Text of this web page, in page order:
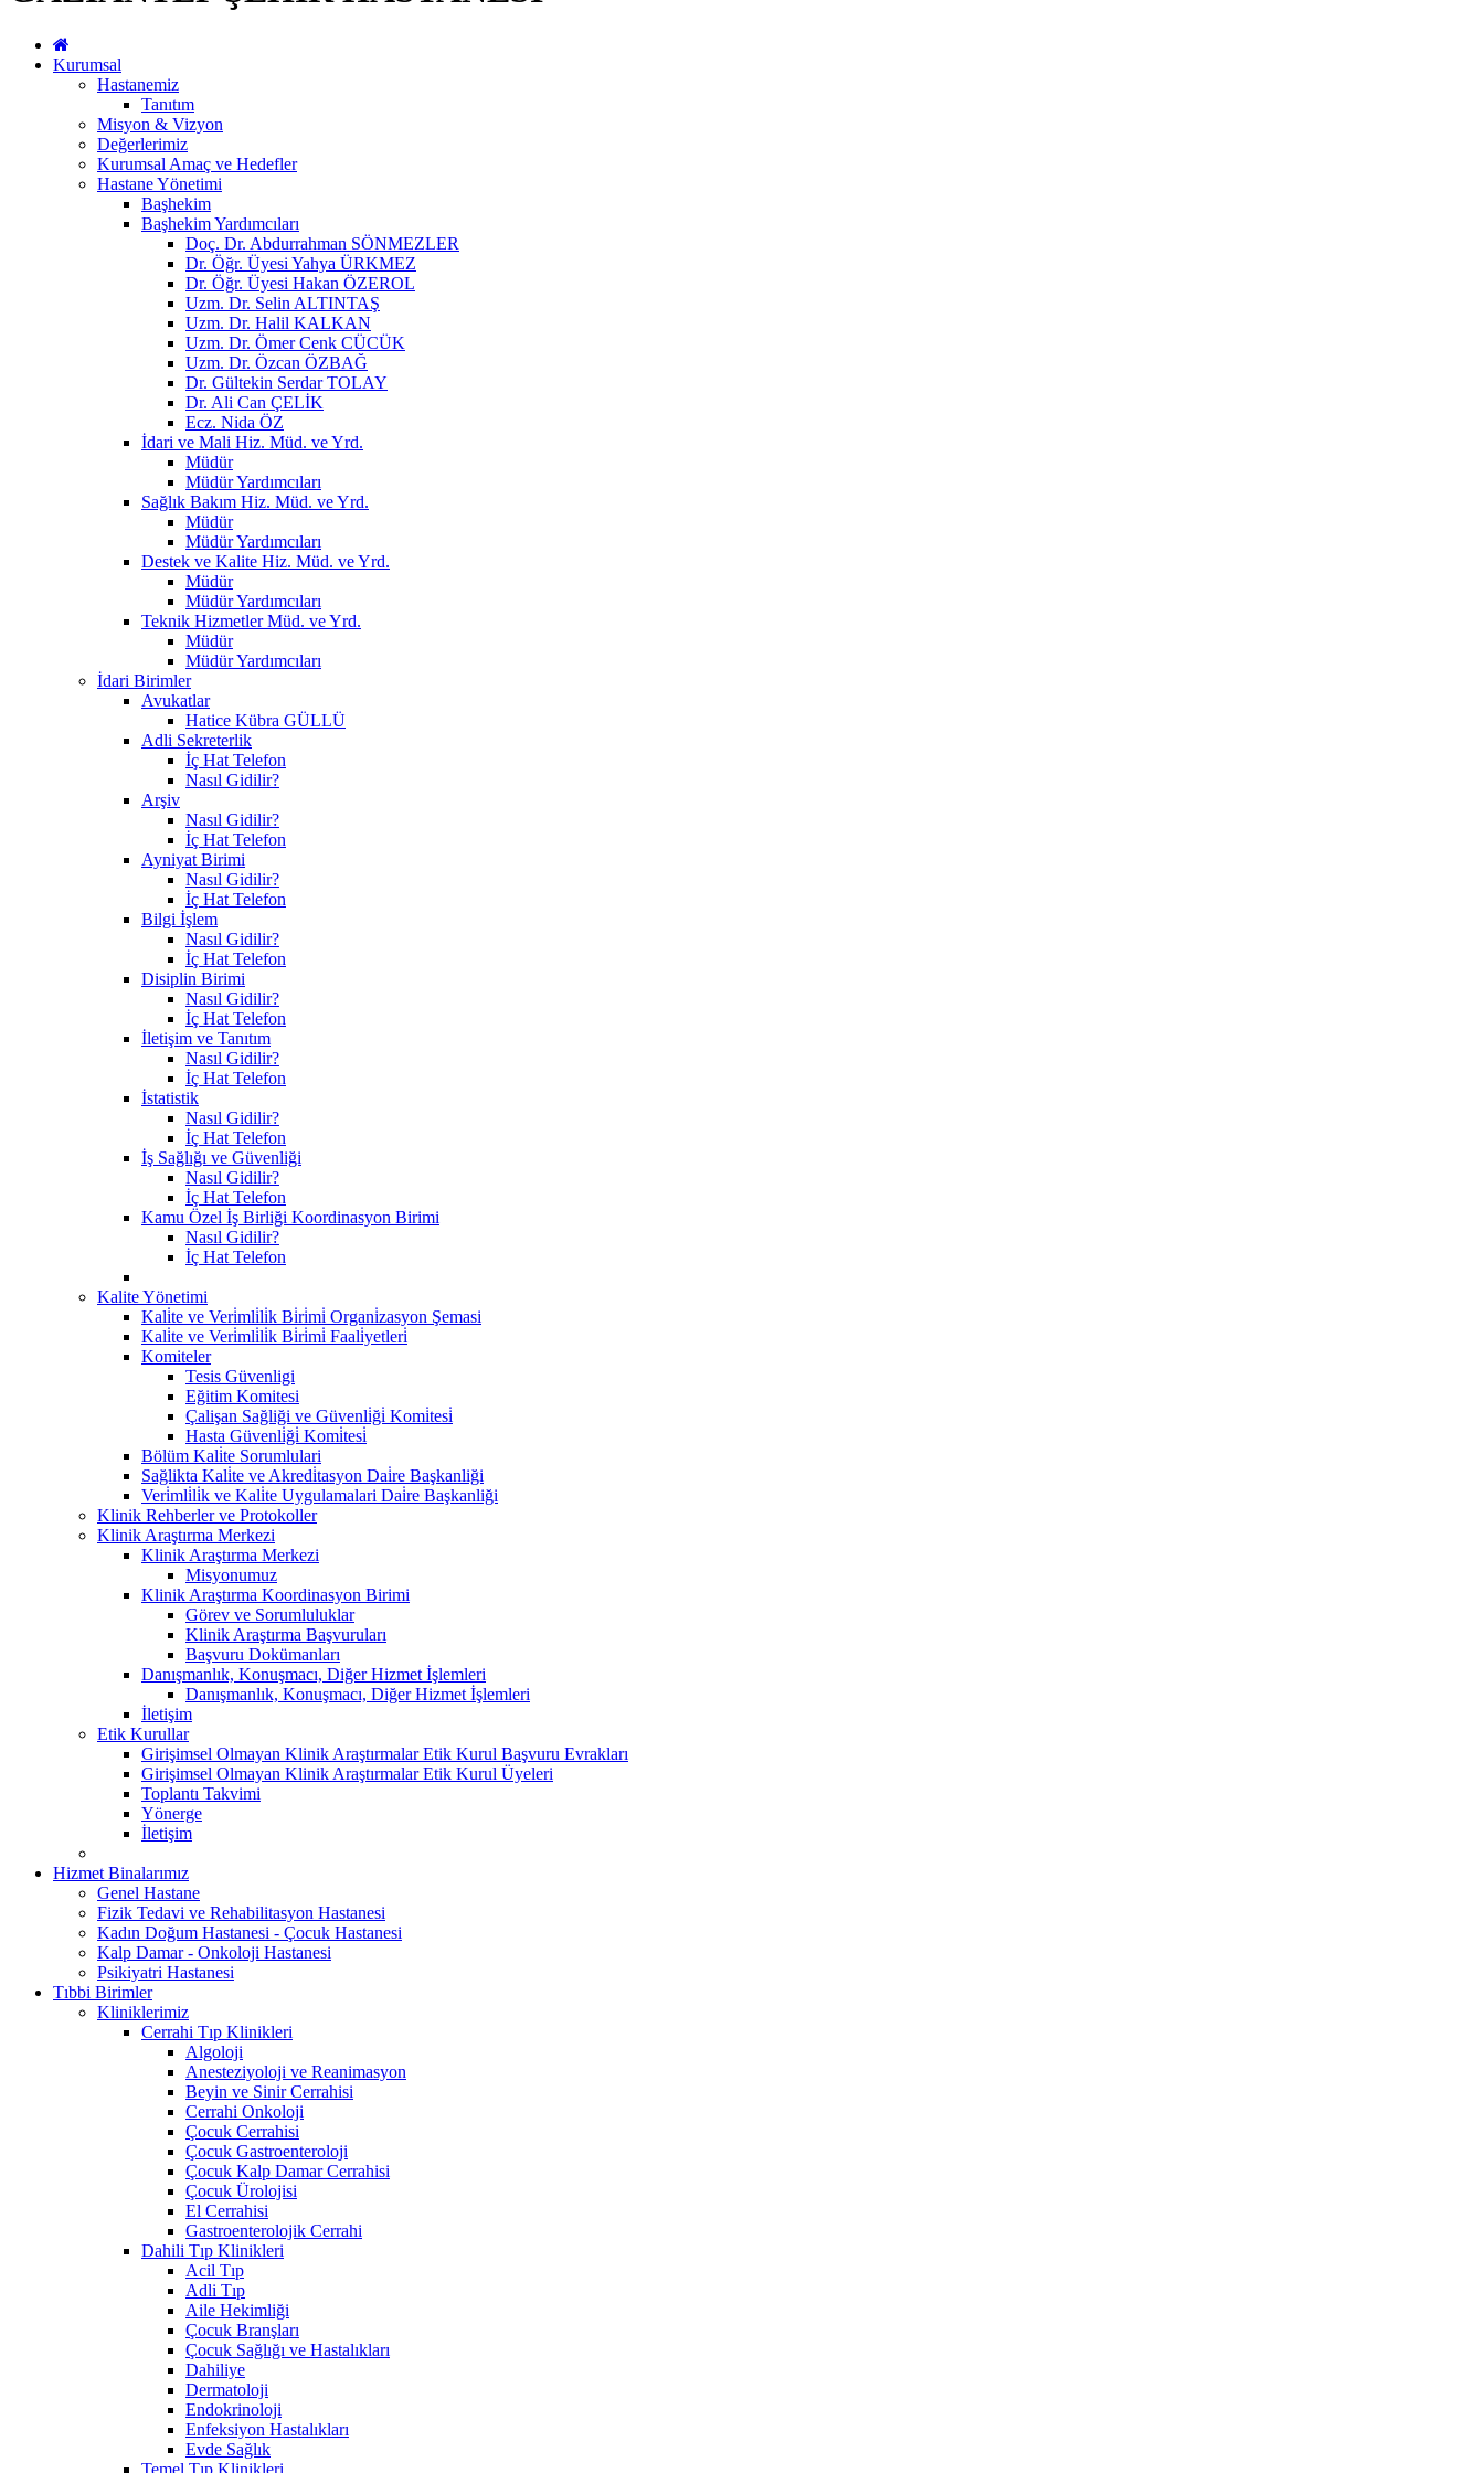
Kurumsal
Hastanemiz
Tanıtım
Misyon & Vizyon
Değerlerimiz
Kurumsal Amaç ve Hedefler
Hastane Yönetimi
Başhekim
Başhekim Yardımcıları
Doç. Dr. Abdurrahman SÖNMEZLER
Dr. Öğr. Üyesi Yahya ÜRKMEZ
Dr. Öğr. Üyesi Hakan ÖZEROL
Uzm. Dr. Selin ALTINTAŞ
Uzm. Dr. Halil KALKAN
Uzm. Dr. Ömer Cenk CÜCÜK
Uzm. Dr. Özcan ÖZBAĞ
Dr. Gültekin Serdar TOLAY
Dr. Ali Can ÇELİK
Ecz. Nida ÖZ
İdari ve Mali Hiz. Müd. ve Yrd.
Müdür
Müdür Yardımcıları
Sağlık Bakım Hiz. Müd. ve Yrd.
Müdür
Müdür Yardımcıları
Destek ve Kalite Hiz. Müd. ve Yrd.
Müdür
Müdür Yardımcıları
Teknik Hizmetler Müd. ve Yrd.
Müdür
Müdür Yardımcıları
İdari Birimler
Avukatlar
Hatice Kübra GÜLLÜ
Adli Sekreterlik
İç Hat Telefon
Nasıl Gidilir?
Arşiv
Nasıl Gidilir?
İç Hat Telefon
Ayniyat Birimi
Nasıl Gidilir?
İç Hat Telefon
Bilgi İşlem
Nasıl Gidilir?
İç Hat Telefon
Disiplin Birimi
Nasıl Gidilir?
İç Hat Telefon
İletişim ve Tanıtım
Nasıl Gidilir?
İç Hat Telefon
İstatistik
Nasıl Gidilir?
İç Hat Telefon
İş Sağlığı ve Güvenliği
Nasıl Gidilir?
İç Hat Telefon
Kamu Özel İş Birliği Koordinasyon Birimi
Nasıl Gidilir?
İç Hat Telefon
Kalite Yönetimi
Kali̇te ve Veri̇mli̇li̇k Bi̇ri̇mi̇ Organi̇zasyon Şemasi
Kali̇te ve Veri̇mli̇li̇k Bi̇ri̇mi̇ Faali̇yetleri̇
Komiteler
Tesis Güvenligi
Eğitim Komitesi
Çalişan Sağliği ve Güvenli̇ği̇ Komi̇tesi̇
Hasta Güvenli̇ği̇ Komi̇tesi̇
Bölüm Kali̇te Sorumlulari
Sağlikta Kali̇te ve Akredi̇tasyon Dai̇re Başkanliği
Veri̇mli̇li̇k ve Kali̇te Uygulamalari Dai̇re Başkanliği
Klinik Rehberler ve Protokoller
Klinik Araştırma Merkezi
Klinik Araştırma Merkezi
Misyonumuz
Klinik Araştırma Koordinasyon Birimi
Görev ve Sorumluluklar
Klinik Araştırma Başvuruları
Başvuru Dokümanları
Danışmanlık, Konuşmacı, Diğer Hizmet İşlemleri
Danışmanlık, Konuşmacı, Diğer Hizmet İşlemleri
İletişim
Etik Kurullar
Girişimsel Olmayan Klinik Araştırmalar Etik Kurul Başvuru Evrakları
Girişimsel Olmayan Klinik Araştırmalar Etik Kurul Üyeleri
Toplantı Takvimi
Yönerge
İletişim
Hizmet Binalarımız
Genel Hastane
Fizik Tedavi ve Rehabilitasyon Hastanesi
Kadın Doğum Hastanesi - Çocuk Hastanesi
Kalp Damar - Onkoloji Hastanesi
Psikiyatri Hastanesi
Tıbbi Birimler
Kliniklerimiz
Cerrahi Tıp Klinikleri
Algoloji
Anesteziyoloji ve Reanimasyon
Beyin ve Sinir Cerrahisi
Cerrahi Onkoloji
Çocuk Cerrahisi
Çocuk Gastroenteroloji
Çocuk Kalp Damar Cerrahisi
Çocuk Ürolojisi
El Cerrahisi
Gastroenterolojik Cerrahi
Dahili Tıp Klinikleri
Acil Tıp
Adli Tıp
Aile Hekimliği
Çocuk Branşları
Çocuk Sağlığı ve Hastalıkları
Dahiliye
Dermatoloji
Endokrinoloji
Enfeksiyon Hastalıkları
Evde Sağlık
Temel Tıp Klinikleri